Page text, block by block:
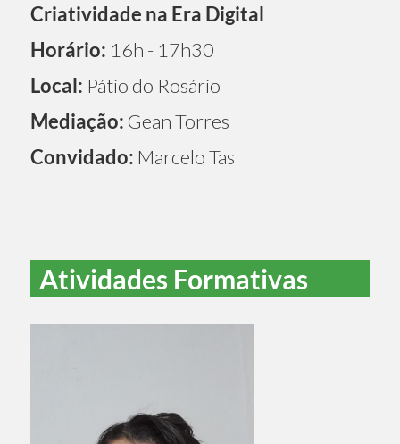
Criatividade na Era Digital
Horário: 16h - 17h30
Local: Pátio do Rosário
Mediação: Gean Torres
Convidado: Marcelo Tas
Atividades Formativas